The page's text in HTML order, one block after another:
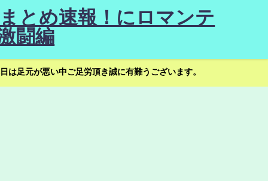
とめ速報！にロマンテ
闘編
足元が悪い中ご足労頂き誠に有難うございます。